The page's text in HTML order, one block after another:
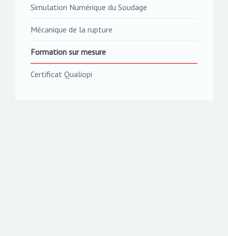
Simulation Numérique du Soudage
Mécanique de la rupture
Formation sur mesure
Certificat Qualiopi